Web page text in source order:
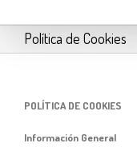
Política de Cookies
POLÍTICA DE COOKIES
Información General